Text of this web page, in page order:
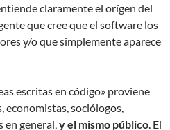
claramente el orígen del
que cree que el software los
y/o que simplemente aparece
escritas en código» proviene
economistas, sociólogos,
en general,y el mismo público. El